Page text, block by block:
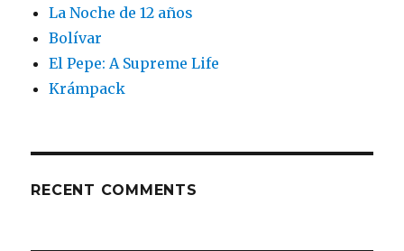
La Noche de 12 años
Bolívar
El Pepe: A Supreme Life
Krámpack
RECENT COMMENTS